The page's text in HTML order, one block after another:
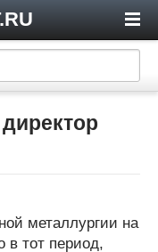
металлургии на
в тот период,